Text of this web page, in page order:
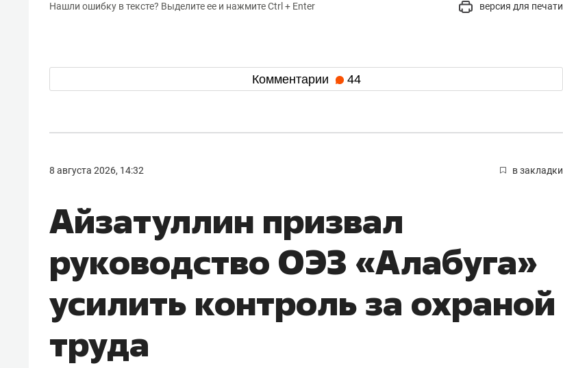
Нашли ошибку в тексте? Выделите ее и нажмите Ctrl + Enter версия для печати
Комментарии 44
8 августа 2026, 14:32 в закладки
Айзатуллин призвал
руководство ОЭЗ «Алабуга»
усилить контроль за охраной
труда